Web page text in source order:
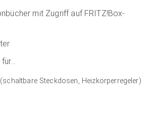
mit Zugriff auf FRITZ!Box-
für…
Steckdosen, Heizkörperregeler)